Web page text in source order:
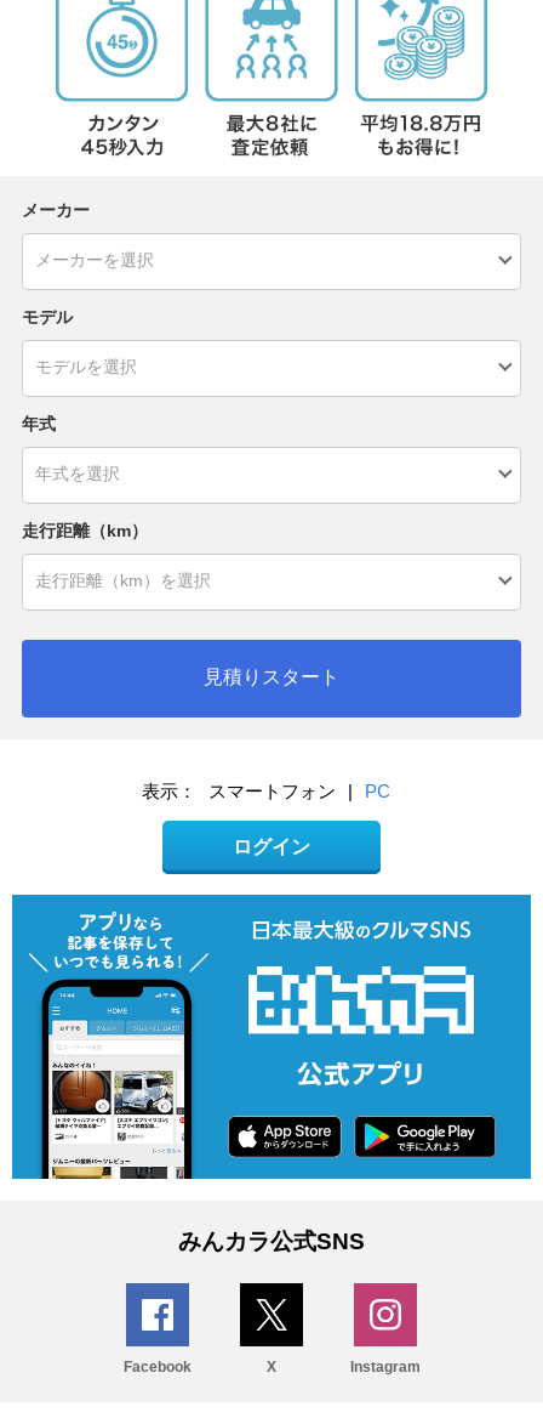
メーカー
モデル
年式
走行距離（km）
見積りスタート
表示： スマートフォン | PC
ログイン
みんカラ公式SNS
Facebook X Instagram